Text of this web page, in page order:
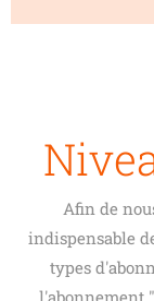
Afin de
indispensable
types